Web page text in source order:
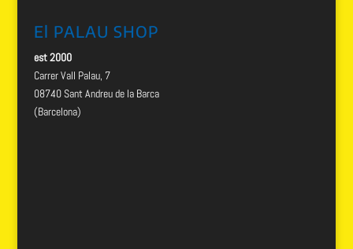
El PALAU SHOP
est 2000
Carrer Vall Palau, 7
08740 Sant Andreu de la Barca
(Barcelona)